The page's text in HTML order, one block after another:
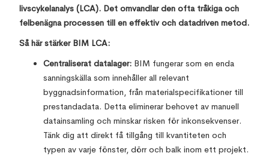
livscykelanalys (LCA). Det omvandlar den ofta tråkiga och
felbenägna processen till en effektiv och datadriven metod.
Så här stärker BIM LCA:
Centraliserat datalager: BIM fungerar som en enda
sanningskälla som innehåller all relevant
byggnadsinformation, från materialspecifikationer till
prestandadata. Detta eliminerar behovet av manuell
datainsamling och minskar risken för inkonsekvenser.
Tänk dig att direkt få tillgång till kvantiteten och
typen av varje fönster, dörr och balk inom ett projekt.